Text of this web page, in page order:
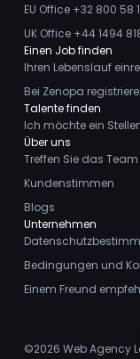
EU Office +32 800 58
UK Office +44 1494
Einen Job finden
Ihren Lebenslauf
Bei Zenopa
Talente finden
Ich möchte ein
Über uns
Treffen Sie das Team
Kundenstimmen
Blogs
Unternehmen
Bedingungen und
Einem Freund
©2026 Web Agency